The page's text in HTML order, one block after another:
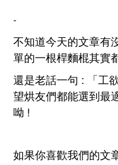
-
不知道今天的文章有
單的一根桿麵棍其實
還是老話一句 : 「工
望烘友們都能選到最
呦 !
如果你喜歡我們的文